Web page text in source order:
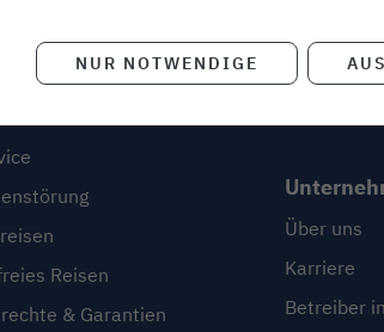
Reisen
& Garantien
Blog
Blog
Über uns
Karriere
Betreiber
NUR NOTWENDIGE